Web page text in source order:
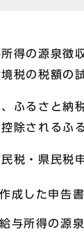
得の源泉徴
税の税額の
、ふるさと納
除されるふ
民税・県民税
作成した申告
給与所得の源